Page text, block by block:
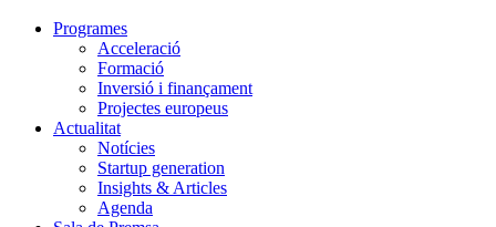
Programes
Acceleració
Formació
Inversió i finançament
Projectes europeus
Actualitat
Notícies
Startup generation
Insights & Articles
Agenda